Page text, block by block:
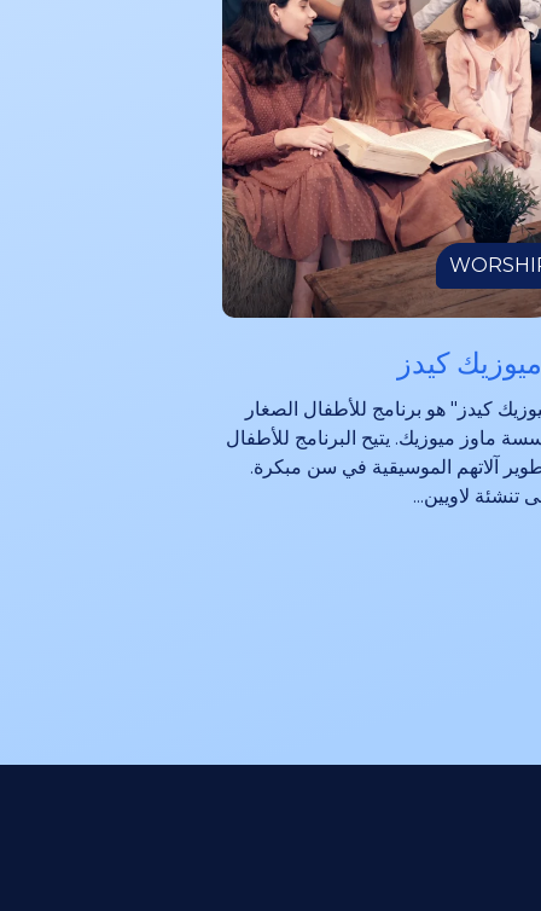
كيدز
كيدز" هو برنامج للأطفال الصغار
ماوز ميوزيك. يتيح البرنامج للأطفال
آلاتهم الموسيقية في سن مبكرة.
تنشئة لاويين...